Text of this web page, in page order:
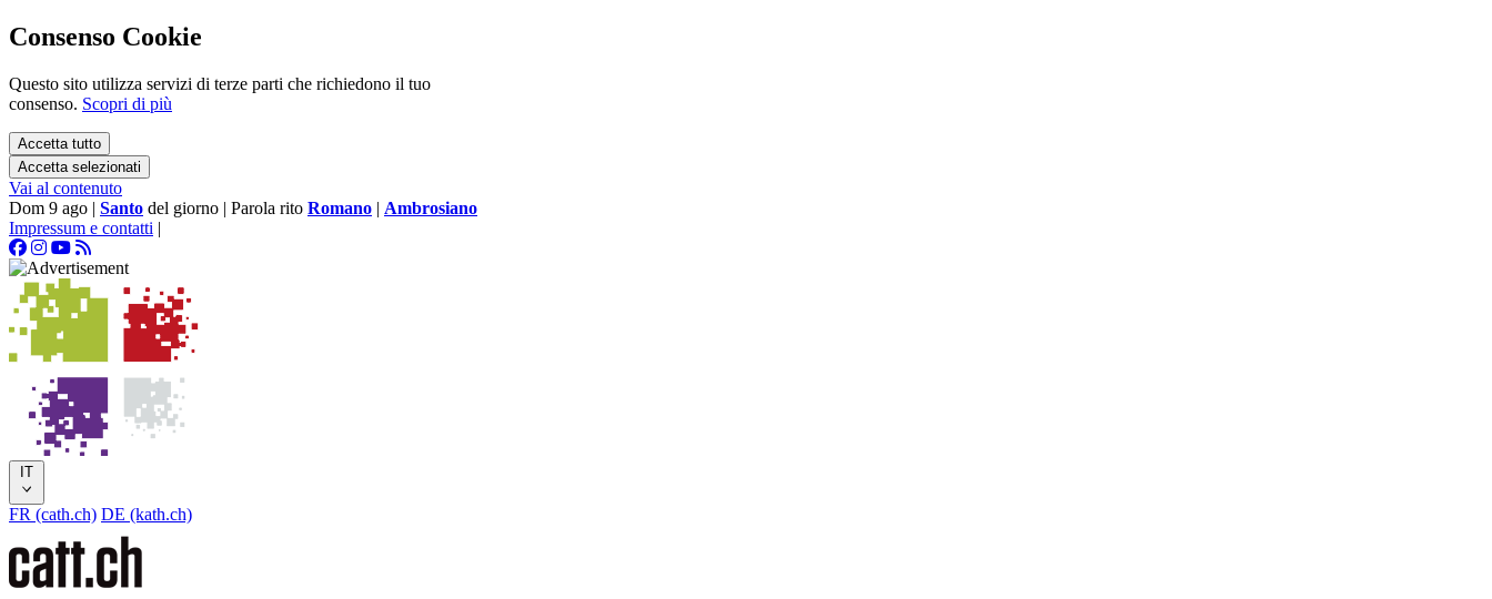
Consenso Cookie
Questo sito utilizza servizi di terze parti che richiedono il tuo
consenso. Scopri di più
Accetta tutto
Accetta selezionati
Vai al contenuto
Dom 9 ago | Santo del giorno | Parola rito Romano | Ambrosiano
Impressum e contatti |
IT
FR (cath.ch) DE (kath.ch)